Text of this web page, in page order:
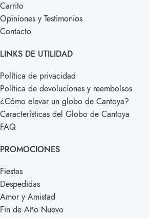
Carrito
Opiniones y Testimonios
Contacto
LINKS DE UTILIDAD
Política de privacidad
Política de devoluciones y reembolsos
¿Cómo elevar un globo de Cantoya?
Características del Globo de Cantoya
FAQ
PROMOCIONES
Fiestas
Despedidas
Amor y Amistad
Fin de Año Nuevo